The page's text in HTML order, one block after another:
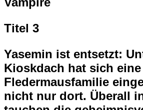
Titel 3
Yasemin ist entsetzt:
Kioskdach hat sich eine
Fledermausfamilie
nicht nur dort. Überall